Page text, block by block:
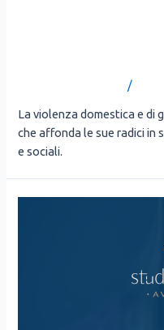
/
La vio­len­za dome­sti­ca e di
che affon­da le sue radi­ci in
e socia­li.